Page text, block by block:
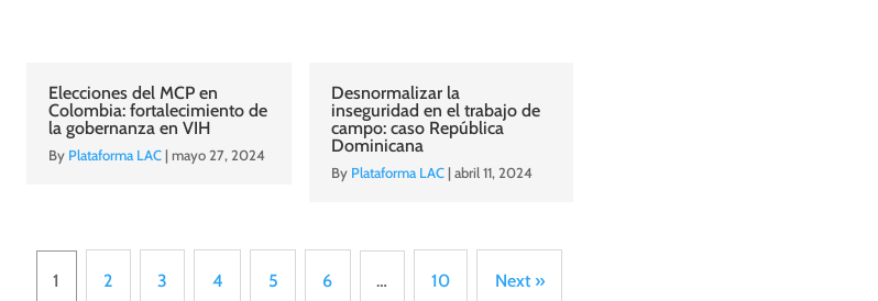
Elecciones del MCP en
Colombia: fortalecimiento de
la gobernanza en VIH
By Plataforma LAC|mayo 27, 2024
Desnormalizar la
inseguridad en el trabajo de
campo: caso República
Dominicana
By Plataforma LAC| abril 11, 2024
1 2 3 4 5 6 … 10 Next »